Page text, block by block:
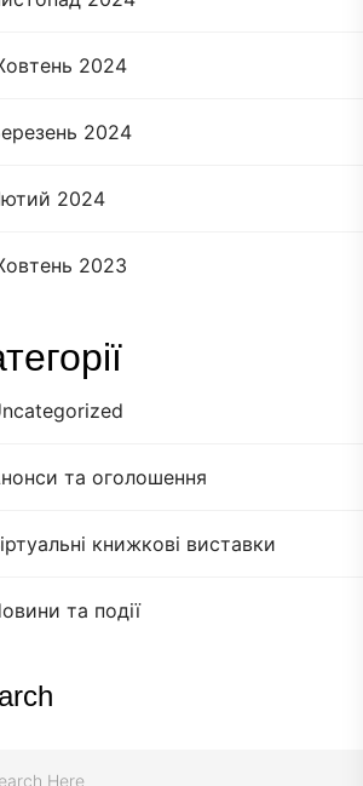
2024
2024
2024
2023
та оголошення
книжкові виставки
та події